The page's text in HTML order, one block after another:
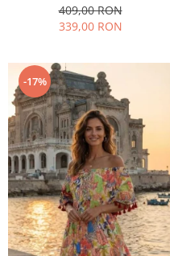
409,00 RON
339,00 RON
-17%